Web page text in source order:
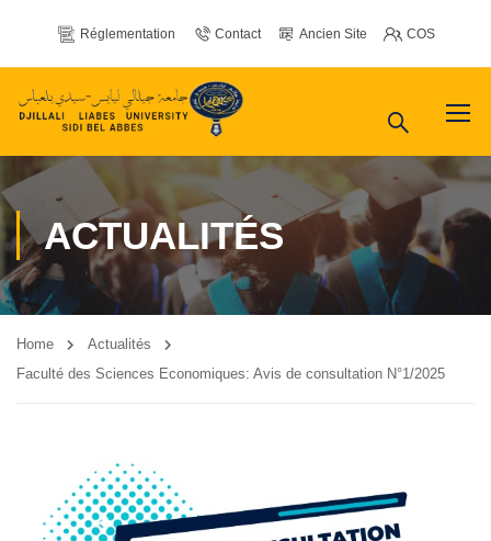
Réglementation Contact Ancien Site COS
ACTUALITÉS
Home
Actualités
Faculté des Sciences Economiques: Avis de consultation N°1/2025